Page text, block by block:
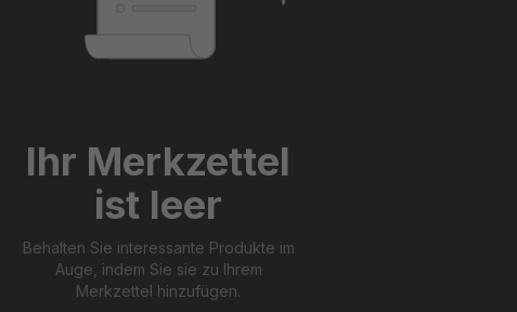
Ihr Merkzettel
ist leer
Behalten Sie interessante Produkte im
Auge, indem Sie sie zu Ihrem
Merkzettel hinzufügen.